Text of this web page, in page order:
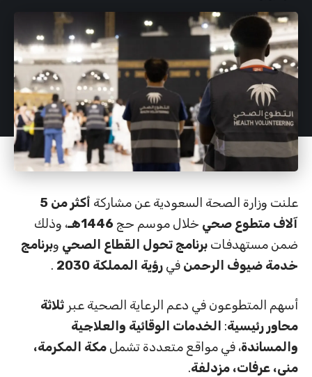
علنت وزارة الصحة السعودية عن مشاركة
أكثر من 5
آلاف متطوع صحي خلال موسم حج 1446هـ
، وذلك
ضمن مستهدفات برنامج تحول القطاع الصحي وبرنامج
خدمة ضيوف الرحمن في رؤية المملكة 2030 .
أسهم المتطوعون في دعم الرعاية الصحية عبر ثلاثة
محاور رئيسية: الخدمات الوقائية والعلاجية
والمساندة، في مواقع متعددة تشمل مكة المكرمة،
منى، عرفات، مزدلفة.